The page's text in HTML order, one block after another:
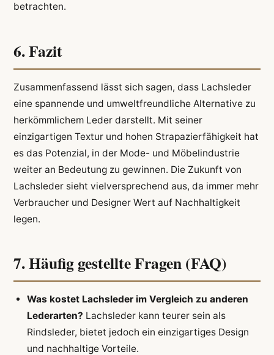
betrachten.
6. Fazit
Zusammenfassend lässt sich sagen, dass Lachsleder
eine spannende und umweltfreundliche Alternative zu
herkömmlichem Leder darstellt. Mit seiner
einzigartigen Textur und hohen Strapazierfähigkeit hat
es das Potenzial, in der Mode- und Möbelindustrie
weiter an Bedeutung zu gewinnen. Die Zukunft von
Lachsleder sieht vielversprechend aus, da immer mehr
Verbraucher und Designer Wert auf Nachhaltigkeit
legen.
7. Häufig gestellte Fragen (FAQ)
Was kostet Lachsleder im Vergleich zu anderen
Lederarten? Lachsleder kann teurer sein als
Rindsleder, bietet jedoch ein einzigartiges Design
und nachhaltige Vorteile.